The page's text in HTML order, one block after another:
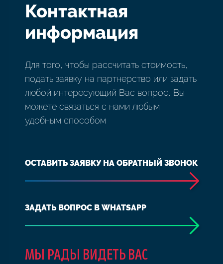
Контактная
информация
Для того, чтобы рассчитать стоимость,
подать заявку на партнерство или задать
любой интересующий Вас вопрос, Вы
можете связаться с нами любым
удобным способом
ОСТАВИТЬ ЗАЯВКУ НА ОБРАТНЫЙ ЗВОНОК
ЗАДАТЬ ВОПРОС В WHATSAPP
МЫ РАДЫ ВИДЕТЬ ВАС